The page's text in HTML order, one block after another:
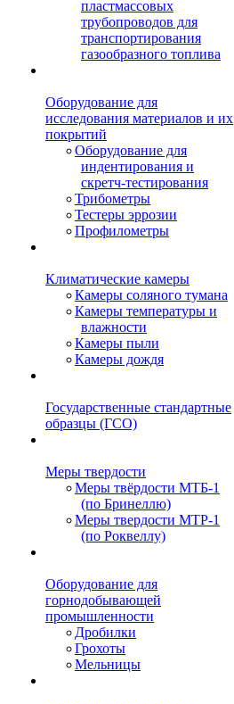
пластмассовых
трубопроводов для
транспортирования
газообразного топлива
Оборудование для
исследования материалов и их
покрытий
Оборудование для
индентирования и
скретч-тестирования
Трибометры
Тестеры эррозии
Профилометры
Климатические камеры
Камеры соляного тумана
Камеры температуры и
влажности
Камеры пыли
Камеры дождя
Государственные стандартные
образцы (ГСО)
Меры твердости
Меры твёрдости МТБ-1
(по Бринеллю)
Меры твердости МТР-1
(по Роквеллу)
Оборудование для
горнодобывающей
промышленности
Дробилки
Грохоты
Мельницы